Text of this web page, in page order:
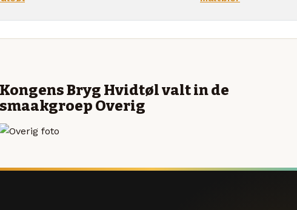
Kongens Bryg Hvidtøl valt in de
smaakgroep Overig